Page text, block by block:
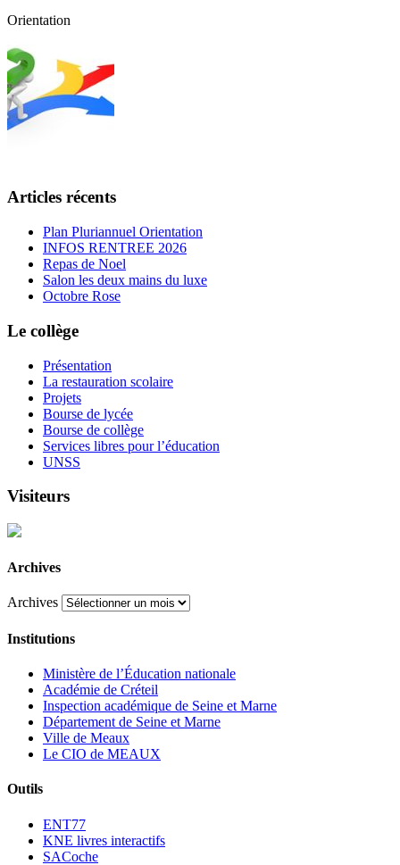
Orientation
Articles récents
Plan Pluriannuel Orientation
INFOS RENTREE 2026
Repas de Noel
Salon les deux mains du luxe
Octobre Rose
Le collège
Présentation
La restauration scolaire
Projets
Bourse de lycée
Bourse de collège
Services libres pour l’éducation
UNSS
Visiteurs
Archives
Archives
Institutions
Ministère de l’Éducation nationale
Académie de Créteil
Inspection académique de Seine et Marne
Département de Seine et Marne
Ville de Meaux
Le CIO de MEAUX
Outils
ENT77
KNE livres interactifs
SACoche